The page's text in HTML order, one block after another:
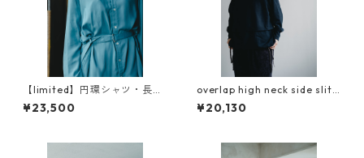
【limited】円環シャツ・長
袖 crease care finishing
（イージーケア）
¥23,500
overlap high neck side slit
pullover（beetle)
¥20,130